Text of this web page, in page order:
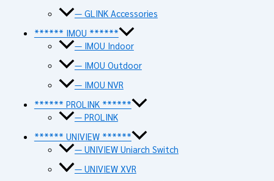
— GLINK Accessories
****** IMOU ******
— IMOU Indoor
— IMOU Outdoor
— IMOU NVR
****** PROLINK ******
— PROLINK
****** UNIVIEW ******
— UNIVIEW Uniarch Switch
— UNIVIEW XVR